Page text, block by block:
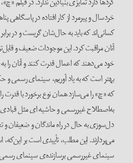
خردسال و پیرمرد از کار افتاده در پاسگاهی
کسانی‌اند که باید به حال‌شان گریست و در
آنان مراقبت کرد. این موجودات ضعیف و
خود می‌دهند که اعمال قدرت کنند و آنان را به
بهتر است که به یاد آوریم، سینمای رسمی
که «چ» را می‌سازد همان نوع برخورد با قدرت
به‌اصطلاح غیررسمی و حاشیه ای مثل قبادی
دل‌سوزی به حال در راه ماندگان و ضعیفان
می‌پردازند. این مطلب، تأییدی است بر این‌که،
سینمای غیررسمی برسازنده‌ی سینمای